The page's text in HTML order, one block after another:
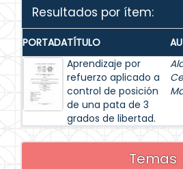
Resultados por ítem:
PORTADATÍTULO
Aprendizaje por
refuerzo aplicado a
control de posición
de una pata de 3
grados de libertad.
Temas